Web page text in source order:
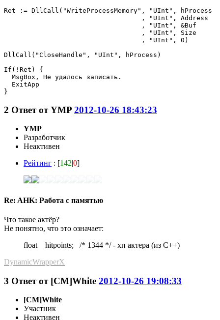
Ret := DllCall("WriteProcessMemory", "UInt", hProcess
                                   , "UInt", Address
                                   , "UInt", &Buf
                                   , "UInt", Size
                                   , "UInt", 0)
DllCall("CloseHandle", "UInt", hProcess)
If(!Ret) {
  MsgBox, Не удалось записать.
  ExitApp
}
2 Ответ отYMP 2012-10-26 18:43:23
YMP
Разработчик
Неактивен
Рейтинг : [142|0]
Re: AHK: Работа с памятью
Что такое актёр?
Не понятно, что это означает:
float hitpoints; /* 1344 */ - хп актера (из С++)
DynamicWrapperX
3 Ответ от [CM]White 2012-10-26 19:08:33
[CM]White
Участник
Неактивен